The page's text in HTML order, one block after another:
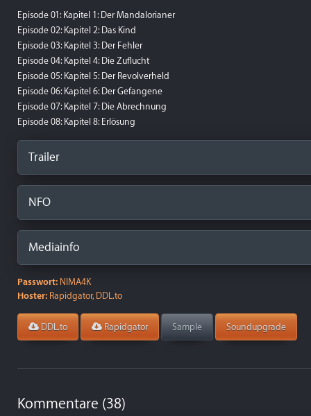
Episode 01: Kapitel 1: Der Mandalorianer
Episode 02: Kapitel 2: Das Kind
Episode 03: Kapitel 3: Der Fehler
Episode 04: Kapitel 4: Die Zuflucht
Episode 05: Kapitel 5: Der Revolverheld
Episode 06: Kapitel 6: Der Gefangene
Episode 07: Kapitel 7: Die Abrechnung
Episode 08: Kapitel 8: Erlösung
Trailer
NFO
Mediainfo
Passwort: NIMA4K
Hoster: Rapidgator, DDL.to
DDL.to Rapidgator Sample Soundupgrade
Kommentare (38)